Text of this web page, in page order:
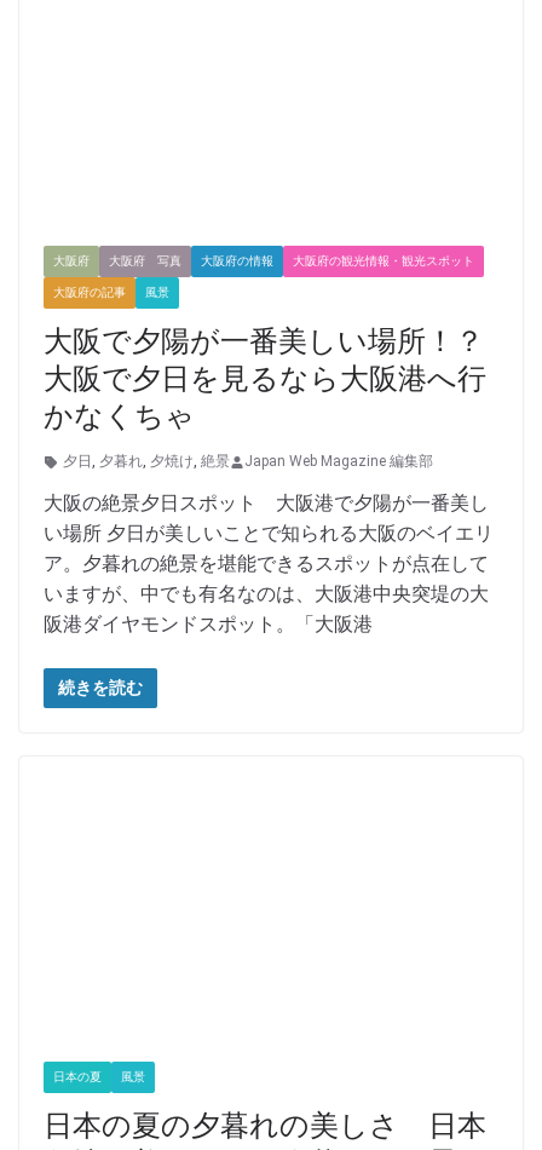
大阪府 大阪府 写真 大阪府の情報 大阪府の観光情報・観光スポット
大阪府の記事 風景
大阪で夕陽が一番美しい場所！？
大阪で夕日を見るなら大阪港へ行
かなくちゃ
夕日 , 夕暮れ, 夕焼け, 絶景 Japan Web Magazine 編集部
大阪の絶景夕日スポット 大阪港で夕陽が一番美し
い場所 夕日が美しいことで知られる大阪のベイエリ
ア。夕暮れの絶景を堪能できるスポットが点在して
いますが、中でも有名なのは、大阪港中央突堤の大
阪港ダイヤモンドスポット。「大阪港
続きを読む
日本の夏 風景
日本の夏の夕暮れの美しさ 日本